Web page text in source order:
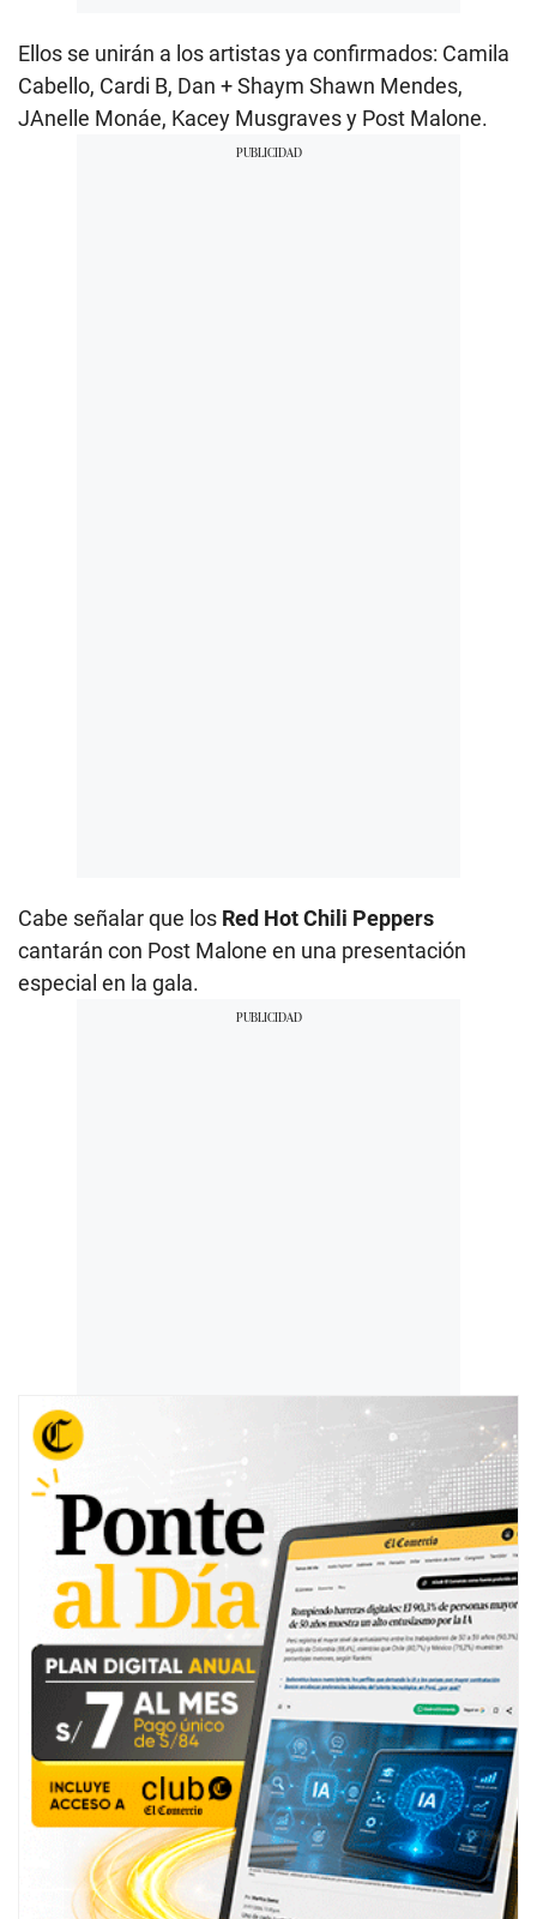
Ellos se unirán a los artistas ya confirmados: Camila
Cabello, Cardi B, Dan + Shaym Shawn Mendes,
JAnelle Monáe, Kacey Musgraves y Post Malone.
Cabe señalar que los Red Hot Chili Peppers
cantarán con Post Malone en una presentación
especial en la gala.